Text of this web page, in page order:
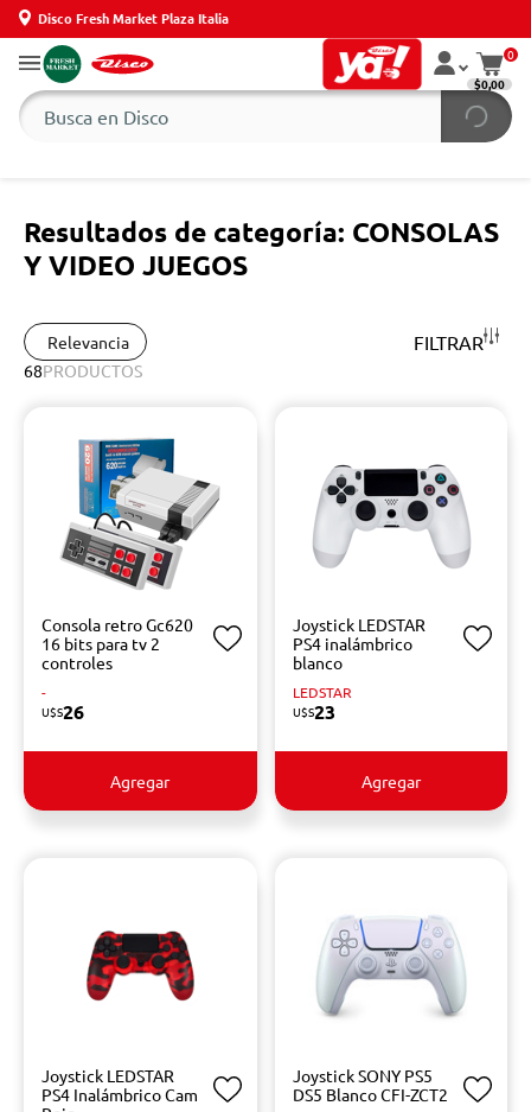
Disco Fresh Market Plaza Italia
0
$0,00
Resultados de categoría: CONSOLAS
Y VIDEO JUEGOS
Relevancia FILTRAR
68PRODUCTOS
Consola retro Gc620
16 bits para tv 2
controles
-
U$S26
Agregar
Joystick LEDSTAR
PS4 inalámbrico
blanco
LEDSTAR
U$S23
Agregar
Joystick LEDSTAR
PS4 Inalámbrico Cam
Joystick SONY PS5
DS5 Blanco CFI-ZCT2